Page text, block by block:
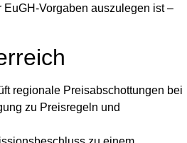
EuGH‑Vorgaben auszulegen ist –
regionale Preisabschottungen bei
zu Preisregeln und